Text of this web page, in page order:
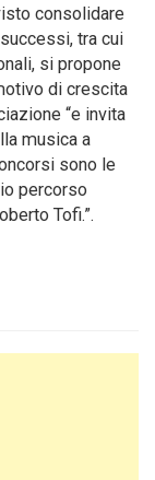
consolidare
tra cui
si propone
di crescita
“e invita
musica a
sono le
percorso
Tofi.”.